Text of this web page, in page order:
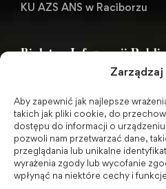
Zarządzaj
Aby zapewnić jak najlepsze
takich jak pliki cookie, do
dostępu do informacji o
pozwoli nam przetwarzać dane,
przeglądania lub unikalne
wyrażenia zgody lub wycofanie
wpłynąć na niektóre cechy i
KU AZS ANS w Raciborzu
Biuletyn Informacji
BIP - Biuletyn Informacji
archiwum
Social Media